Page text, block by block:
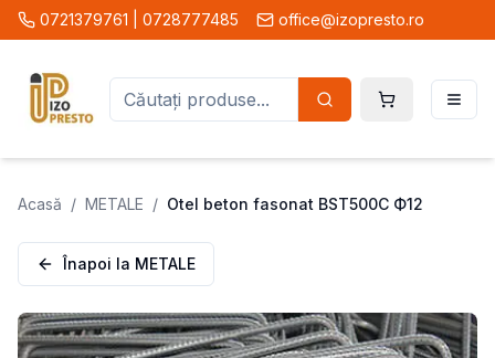
0721379761 | 0728777485 office@izopresto.ro
Acasă / METALE / Otel beton fasonat BST500C Ф12
Înapoi la METALE